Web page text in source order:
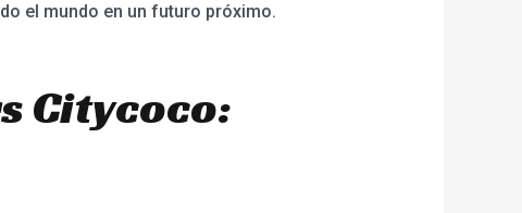
el mundo en un futuro próximo.
Citycoco: